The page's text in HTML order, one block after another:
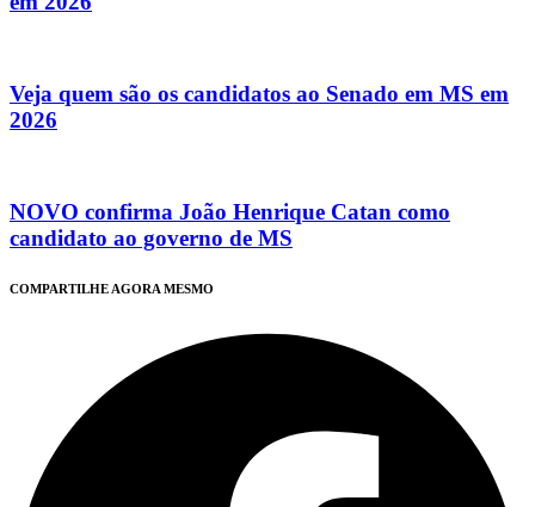
Veja quem são os candidatos ao Senado em MS em
2026
NOVO confirma João Henrique Catan como
candidato ao governo de MS
COMPARTILHE AGORA MESMO